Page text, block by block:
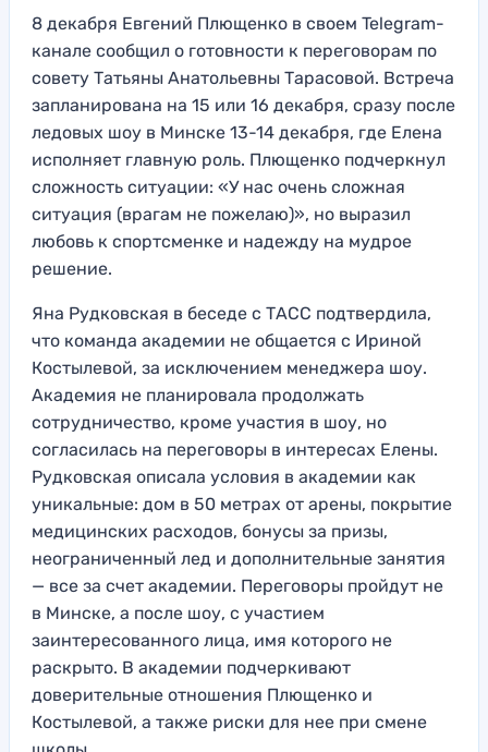
8 декабря Евгений Плющенко в своем Telegram-
канале сообщил о готовности к переговорам по
совету Татьяны Анатольевны Тарасовой. Встреча
запланирована на 15 или 16 декабря, сразу после
ледовых шоу в Минске 13-14 декабря, где Елена
исполняет главную роль. Плющенко подчеркнул
сложность ситуации: «У нас очень сложная
ситуация (врагам не пожелаю)», но выразил
любовь к спортсменке и надежду на мудрое
решение.
Яна Рудковская в беседе с ТАСС подтвердила,
что команда академии не общается с Ириной
Костылевой, за исключением менеджера шоу.
Академия не планировала продолжать
сотрудничество, кроме участия в шоу, но
согласилась на переговоры в интересах Елены.
Рудковская описала условия в академии как
уникальные: дом в 50 метрах от арены, покрытие
медицинских расходов, бонусы за призы,
неограниченный лед и дополнительные занятия
— все за счет академии. Переговоры пройдут не
в Минске, а после шоу, с участием
заинтересованного лица, имя которого не
раскрыто. В академии подчеркивают
доверительные отношения Плющенко и
Костылевой, а также риски для нее при смене